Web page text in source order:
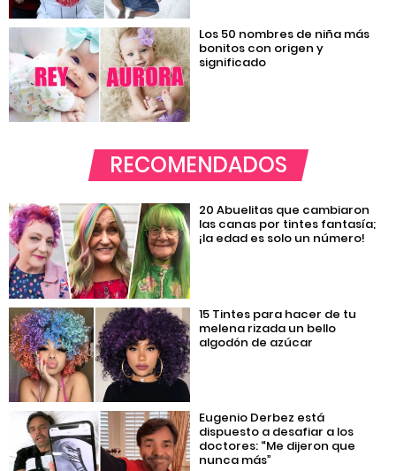
Los 50 nombres de niña más
bonitos con origen y
significado
RECOMENDADOS
20 Abuelitas que cambiaron
las canas por tintes fantasía;
¡la edad es solo un número!
15 Tintes para hacer de tu
melena rizada un bello
algodón de azúcar
Eugenio Derbez está
dispuesto a desafiar a los
doctores: “Me dijeron que
nunca más”